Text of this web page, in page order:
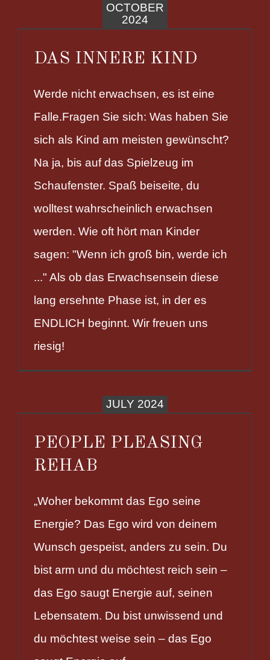
OCTOBER
2024
DAS INNERE KIND
Werde nicht erwachsen, es ist eine
Falle.Fragen Sie sich: Was haben Sie
sich als Kind am meisten gewünscht?
Na ja, bis auf das Spielzeug im
Schaufenster. Spaß beiseite, du
wolltest wahrscheinlich erwachsen
werden. Wie oft hört man Kinder
sagen: "Wenn ich groß bin, werde ich
..." Als ob das Erwachsensein diese
lang ersehnte Phase ist, in der es
ENDLICH beginnt. Wir freuen uns
riesig!
JULY 2024
PEOPLE PLEASING
REHAB
„Woher bekommt das Ego seine
Energie? Das Ego wird von deinem
Wunsch gespeist, anders zu sein. Du
bist arm und du möchtest reich sein –
das Ego saugt Energie auf, seinen
Lebensatem. Du bist unwissend und
du möchtest weise sein – das Ego